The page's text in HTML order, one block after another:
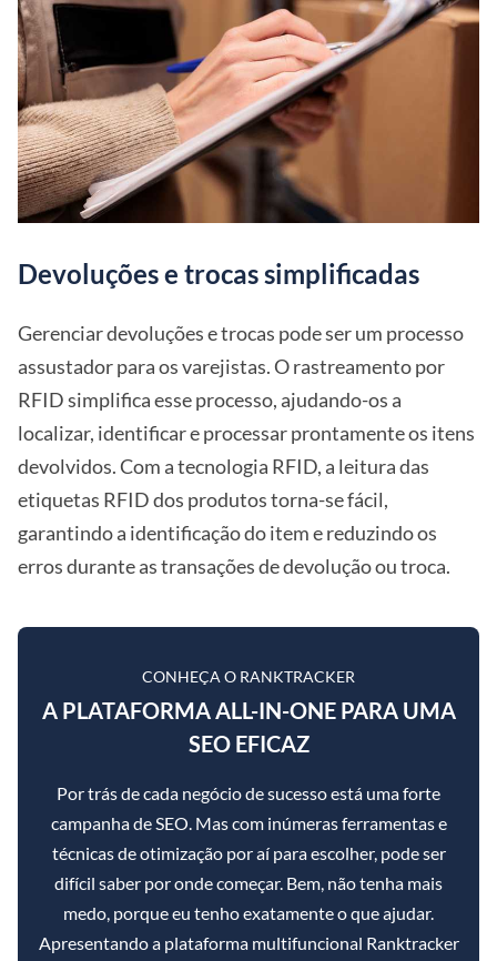
Devoluções e trocas simplificadas
Gerenciar devoluções e trocas pode ser um processo
assustador para os varejistas. O rastreamento por
RFID simplifica esse processo, ajudando-os a
localizar, identificar e processar prontamente os itens
devolvidos. Com a tecnologia RFID, a leitura das
etiquetas RFID dos produtos torna-se fácil,
garantindo a identificação do item e reduzindo os
erros durante as transações de devolução ou troca.
CONHEÇA O RANKTRACKER
A PLATAFORMA ALL-IN-ONE PARA UMA
SEO EFICAZ
Por trás de cada negócio de sucesso está uma forte
campanha de SEO. Mas com inúmeras ferramentas e
técnicas de otimização por aí para escolher, pode ser
difícil saber por onde começar. Bem, não tenha mais
medo, porque eu tenho exatamente o que ajudar.
Apresentando a plataforma multifuncional Ranktracker